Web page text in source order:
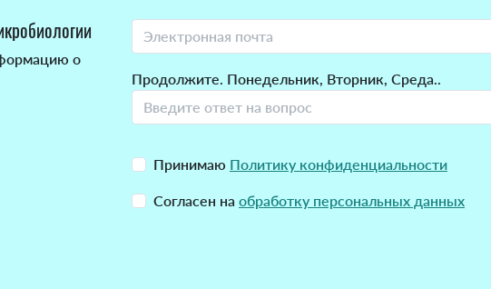
о
Продолжите. Понедельник, Вторник, Среда..
Принимаю Политику конфиденциальности
Согласен на обработку персональных данных